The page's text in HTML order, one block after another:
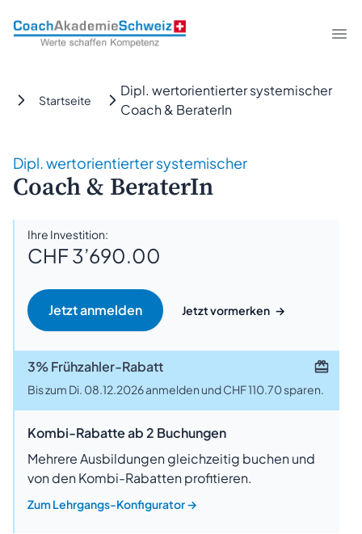
CoachAkademieSchweiz
Startseite
Dipl. wertorientierter systemischer
Coach & BeraterIn
Dipl. wertorientierter systemischer
Coach & BeraterIn
Ihre Investition:
CHF 3’690.00
Jetzt vormerken →
3% Frühzahler-Rabatt
Bis zum Di. 08.12.2026 anmelden und CHF 110.70 sparen.
Kombi-Rabatte ab 2 Buchungen
Mehrere Ausbildungen gleichzeitig buchen und
von den Kombi-Rabatten profitieren.
Zum Lehrgangs-Konfigurator→